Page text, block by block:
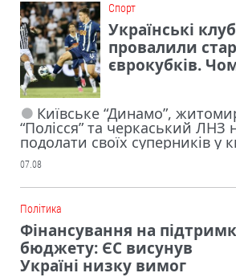
Cпорт
Українські
провалили
єврокубків.
Київське “Динамо”,
“Полісся” та черкаський ЛНЗ
подолати своїх суперників у
07.08
Політика
Фінансування на
бюджету: ЄС висунув
Україні низку вимог